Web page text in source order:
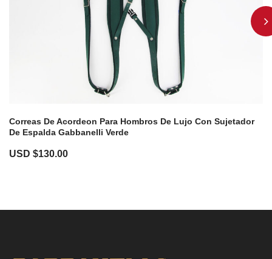
Correas De Acordeon Para Hombros De Lujo Con Sujetador
De Espalda Gabbanelli Verde
USD $130.00